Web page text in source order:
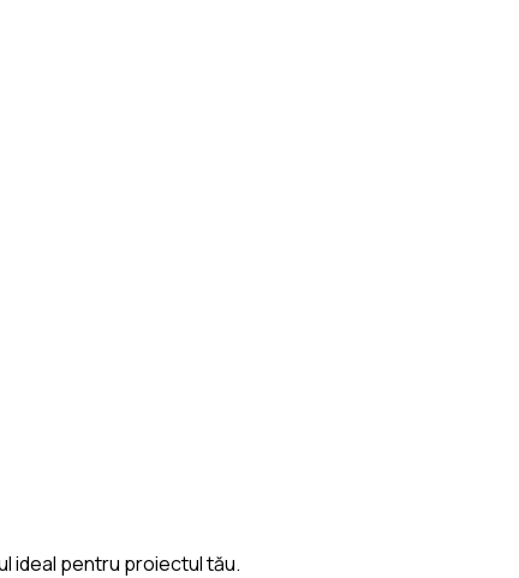
ideal pentru proiectul tău.